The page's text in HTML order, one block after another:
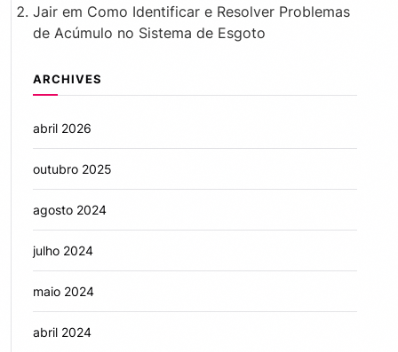
Jair em Como Identificar e Resolver Problemas
de Acúmulo no Sistema de Esgoto
ARCHIVES
abril 2026
outubro 2025
agosto 2024
julho 2024
maio 2024
abril 2024